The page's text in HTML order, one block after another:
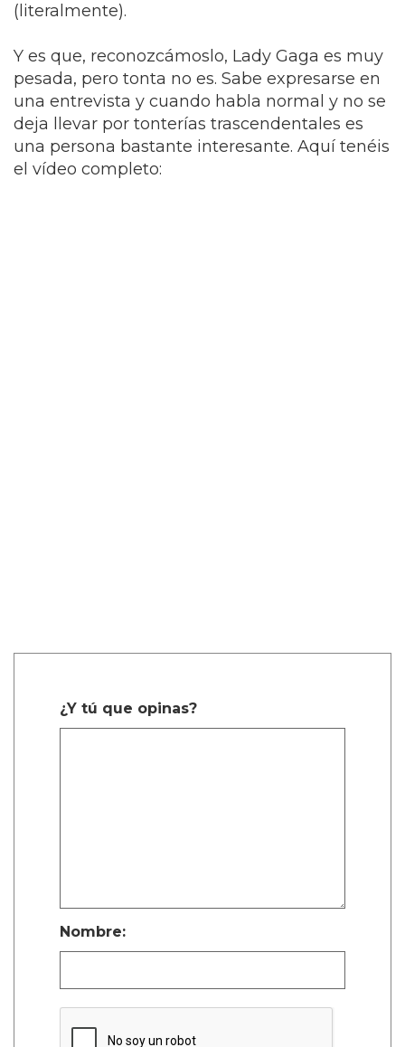
(literalmente).
Y es que, reconozcámoslo, Lady Gaga es muy
pesada, pero tonta no es. Sabe expresarse en
una entrevista y cuando habla normal y no se
deja llevar por tonterías trascendentales es
una persona bastante interesante. Aquí tenéis
el vídeo completo:
¿Y tú que opinas?
Nombre: